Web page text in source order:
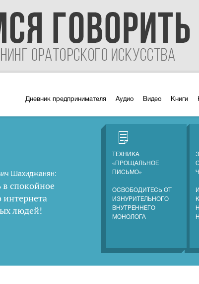
Дневник предпринимателя Аудио Видео Книги
Шахиджанян:
спокойное
интернета
людей!
ТЕХНИКА
«ПРОЩАЛЬНОЕ
ПИСЬМО»
ОСВОБОДИТЕСЬ ОТ
ИЗНУРИТЕЛЬНОГО
ВНУТРЕННЕГО
МОНОЛОГА